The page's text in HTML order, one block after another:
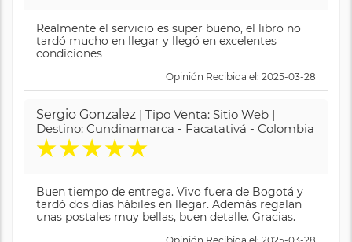
Realmente el servicio es super bueno, el libro no
tardó mucho en llegar y llegó en excelentes
condiciones
Opinión Recibida el: 2025-03-28
Sergio Gonzalez | Tipo Venta: Sitio Web |
Destino: Cundinamarca - Facatativá - Colombia
★★★★★
Buen tiempo de entrega. Vivo fuera de Bogotá y
tardó dos días hábiles en llegar. Además regalan
unas postales muy bellas, buen detalle. Gracias.